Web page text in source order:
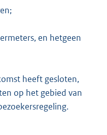
en hetgeen
heeft gesloten,
op het gebied van